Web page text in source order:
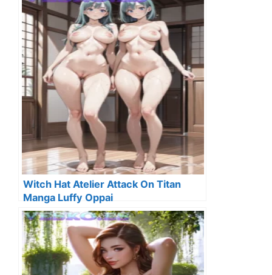
Witch Hat Atelier Attack On Titan
Manga Luffy Oppai